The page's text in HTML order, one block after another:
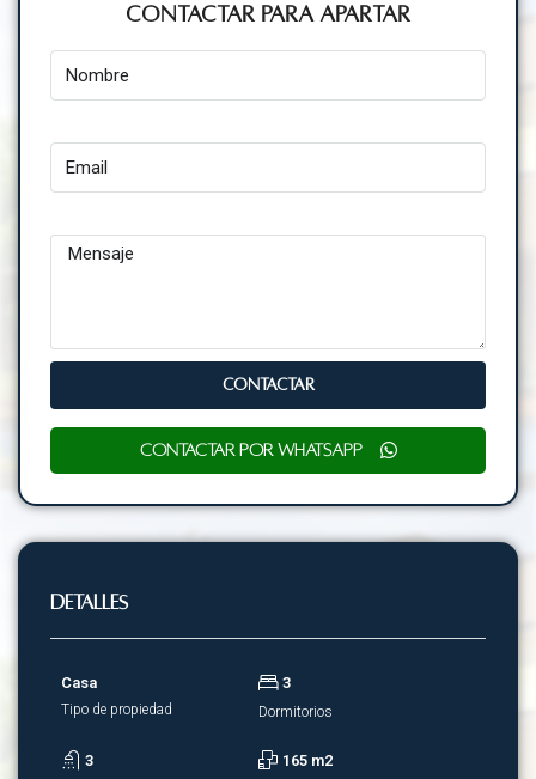
Detalles
Casa
Tipo de propiedad
3
Dormitorios
3 165 m2
Contactar para Apartar
CONTACTAR
Contactar por WhatsApp